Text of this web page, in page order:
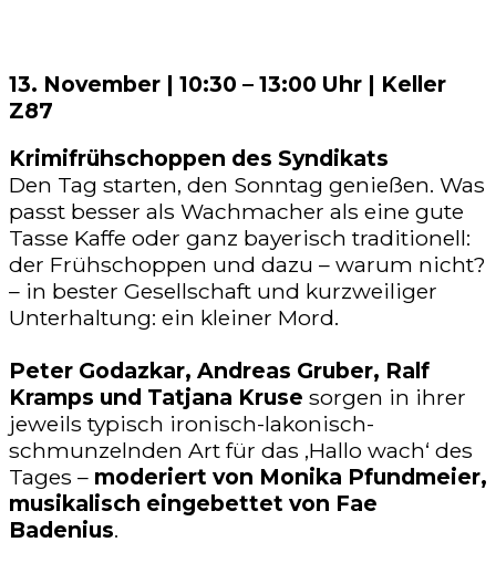
13. November | 10:30 – 13:00 Uhr | Keller
Z87
Krimifrühschoppen des Syndikats
Den Tag starten, den Sonntag genießen. Was
passt besser als Wachmacher als eine gute
Tasse Kaffe oder ganz bayerisch traditionell:
der Frühschoppen und dazu – warum nicht?
– in bester Gesellschaft und kurzweiliger
Unterhaltung: ein kleiner Mord.
Peter Godazkar, Andreas Gruber, Ralf
Kramps und Tatjana Kruse sorgen in ihrer
jeweils typisch ironisch-lakonisch-
schmunzelnden Art für das ‚Hallo wach‘ des
Tages – moderiert von Monika Pfundmeier,
musikalisch eingebettet von Fae
Badenius.